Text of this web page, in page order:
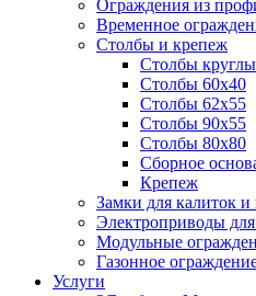
Ограждения из
Временное
Столбы и крепеж
Столбы
Столбы 60х40
Столбы 62х55
Столбы 90х55
Столбы 80х80
Сборное
Крепеж
Замки для калиток и
Электроприводы
Модульные
Газонное
Услуги